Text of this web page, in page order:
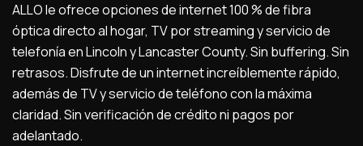
ALLO le ofrece opciones de internet 100 % de fibra
óptica directo al hogar, TV por streaming y servicio de
telefonía en Lincoln y Lancaster County. Sin buffering. Sin
retrasos. Disfrute de un internet increíblemente rápido,
además de TV y servicio de teléfono con la máxima
claridad. Sin verificación de crédito ni pagos por
adelantado.